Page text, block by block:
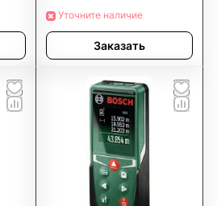
Уточните наличие
Заказать